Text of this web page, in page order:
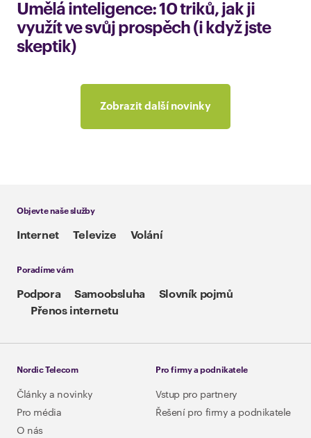
Umělá inteligence: 10 triků, jak ji
využít ve svůj prospěch (i když jste
skeptik)
Zobrazit další novinky
Objevte naše služby
Internet Televize Volání
Poradíme vám
Podpora Samoobsluha
Slovník pojmů
Přenos internetu
Nordic Telecom
Články a novinky
Pro média
O nás
Pro firmy a podnikatele
Vstup pro partnery
Řešení pro firmy a podnikatele